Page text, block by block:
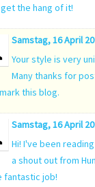
the hang of it!
Samstag, 16 April
Your style is very
Many thanks for
this blog.
Samstag, 16 April
Hi! I've been
a shout out from
fantastic job!